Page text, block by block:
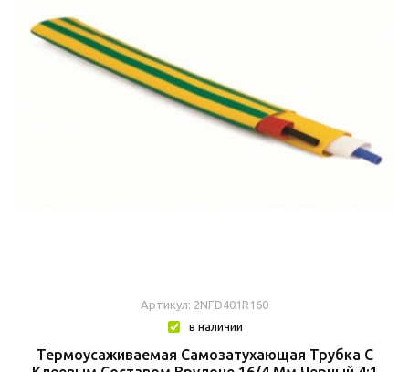
Артикул: 2NFD401R160
в наличии
Термоусаживаемая Самозатухающая Трубка C